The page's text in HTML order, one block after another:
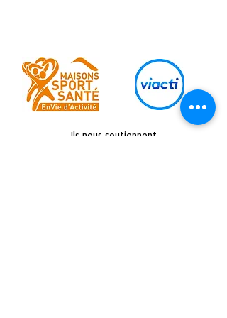
Ils nous soutiennent